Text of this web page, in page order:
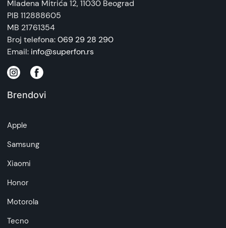
Mladena Mitrića 12, 11030 Beograd
PIB 112888605
MB 21761354
Broj telefona:069 29 28 290
Email: info@superfon.rs
Brendovi
Apple
Samsung
Xiaomi
Honor
Motorola
Tecno